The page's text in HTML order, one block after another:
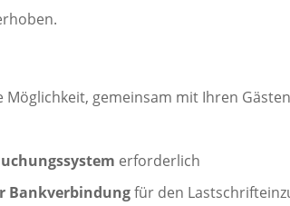
Möglichkeit, gemeinsam mit Ihren
erforderlich
Bankverbindungfür den